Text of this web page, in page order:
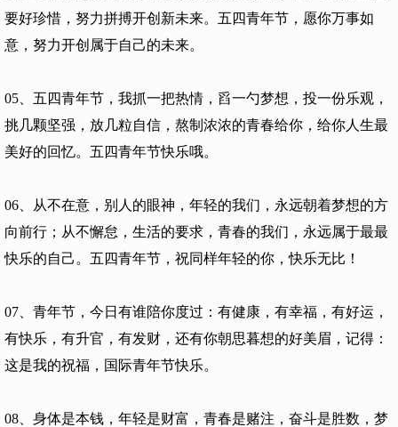
要好珍惜，努力拼搏开创新未来。五四青年节，愿你万事如
意，努力开创属于自己的未来。
05、五四青年节，我抓一把热情，舀一勺梦想，投一份乐观，
挑几颗坚强，放几粒自信，熬制浓浓的青春给你，给你人生最
美好的回忆。五四青年节快乐哦。
06、从不在意，别人的眼神，年轻的我们，永远朝着梦想的方
向前行；从不懈怠，生活的要求，青春的我们，永远属于最最
快乐的自己。五四青年节，祝同样年轻的你，快乐无比！
07、青年节，今日有谁陪你度过：有健康，有幸福，有好运，
有快乐，有升官，有发财，还有你朝思暮想的好美眉，记得：
这是我的祝福，国际青年节快乐。
08、身体是本钱，年轻是财富，青春是赌注，奋斗是胜数，梦